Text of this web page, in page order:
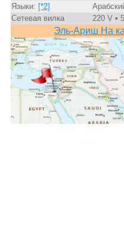
Языки: [*2]
Сетевая вилка
220 V •
Эль-Ариш На